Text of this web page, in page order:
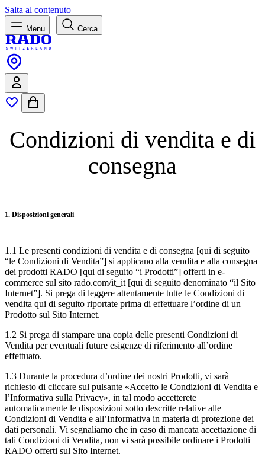
Salta al contenuto
Menu | Cerca
Condizioni di vendita e di
consegna
1. Disposizioni generali
1.1 Le presenti condizioni di vendita e di consegna [qui di seguito
“le Condizioni di Vendita”] si applicano alla vendita e alla consegna
dei prodotti RADO [qui di seguito “i Prodotti”] offerti in e-
commerce sul sito rado.com/it_it [qui di seguito denominato “il Sito
Internet”]. Si prega di leggere attentamente tutte le Condizioni di
vendita qui di seguito riportate prima di effettuare l’ordine di un
Prodotto sul Sito Internet.
1.2 Si prega di stampare una copia delle presenti Condizioni di
Vendita per eventuali future esigenze di riferimento all’ordine
effettuato.
1.3 Durante la procedura d’ordine dei nostri Prodotti, vi sarà
richiesto di cliccare sul pulsante «Accetto le Condizioni di Vendita e
l’Informativa sulla Privacy», in tal modo accetterete
automaticamente le disposizioni sotto descritte relative alle
Condizioni di Vendita e all’Informativa in materia di protezione dei
dati personali. Vi segnaliamo che in caso di mancata accettazione di
tali Condizioni di Vendita, non vi sarà possibile ordinare i Prodotti
RADO offerti sul Sito Internet.